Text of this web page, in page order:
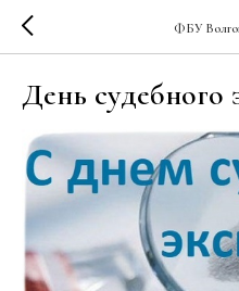
ФБУ
День судебного